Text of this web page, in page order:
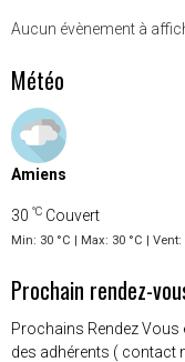
Aucun évènement à
Météo
Amiens
30 °C Couvert
Min: 30 °C | Max: 30 °C |
Prochain rendez-
Prochains Rendez
des adhérents ( contact